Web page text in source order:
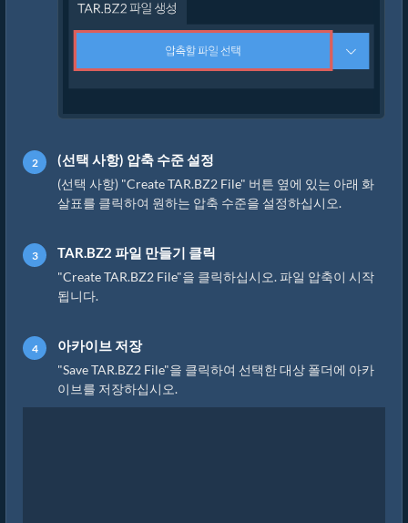
(선택 사항) 압축 수준 설정
(선택 사항) "Create TAR.BZ2 File" 버튼 옆에 있는 아래 화
살표를 클릭하여 원하는 압축 수준을 설정하십시오.
TAR.BZ2 파일 만들기 클릭
"Create TAR.BZ2 File"을 클릭하십시오. 파일 압축이 시작
됩니다.
아카이브 저장
"Save TAR.BZ2 File"을 클릭하여 선택한 대상 폴더에 아카
이브를 저장하십시오.